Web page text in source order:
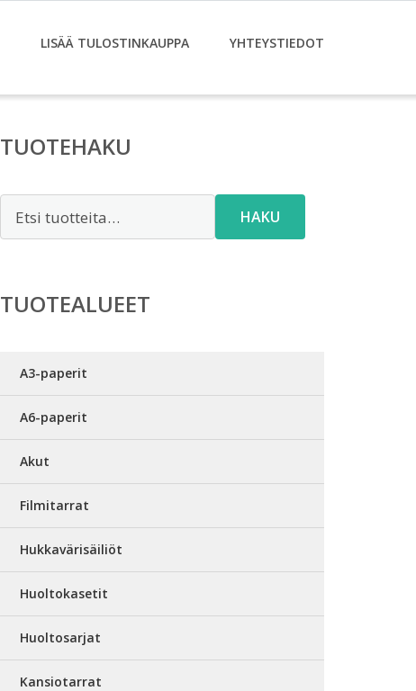
LISÄÄ TULOSTINKAUPPA YHTEYSTIEDOT
TUOTEHAKU
HAKU
TUOTEALUEET
A3-paperit
A6-paperit
Akut
Filmitarrat
Hukkavärisäiliöt
Huoltokasetit
Huoltosarjat
Kansiotarrat